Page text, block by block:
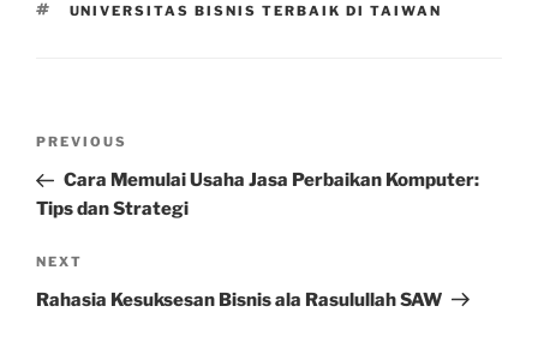
TAGS
UNIVERSITAS BISNIS TERBAIK DI TAIWAN
Previous
Post
PREVIOUS
Cara Memulai Usaha Jasa Perbaikan Komputer:
Tips dan Strategi
Next
Post
NEXT
Rahasia Kesuksesan Bisnis ala Rasulullah SAW